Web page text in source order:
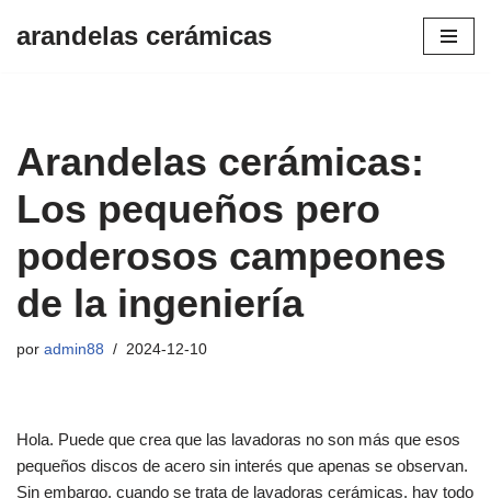
arandelas cerámicas
Arandelas cerámicas:
Los pequeños pero
poderosos campeones
de la ingeniería
por admin88 2024-12-10
Hola. Puede que crea que las lavadoras no son más que esos
pequeños discos de acero sin interés que apenas se observan.
Sin embargo, cuando se trata de lavadoras cerámicas, hay todo